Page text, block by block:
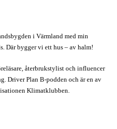
i Värmland med min
Där bygger vi ett hus – av halm!
återbrukstylist och influencer
Driver Plan B-podden och är en av
Klimatklubben.